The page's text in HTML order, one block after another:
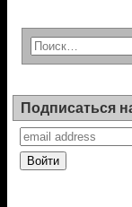
Подписаться